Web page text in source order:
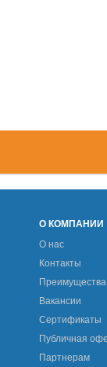
О КОМПАНИИ
О нас
Контакты
Преимущества
Вакансии
Сертификаты
Публичная
Партнерам